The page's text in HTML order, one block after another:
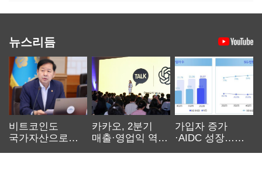
뉴스리듬
비트코인도
국가자산으로…'
카카오, 2분기
매출·영업익 역대
가입자 증가
·AIDC 성장…